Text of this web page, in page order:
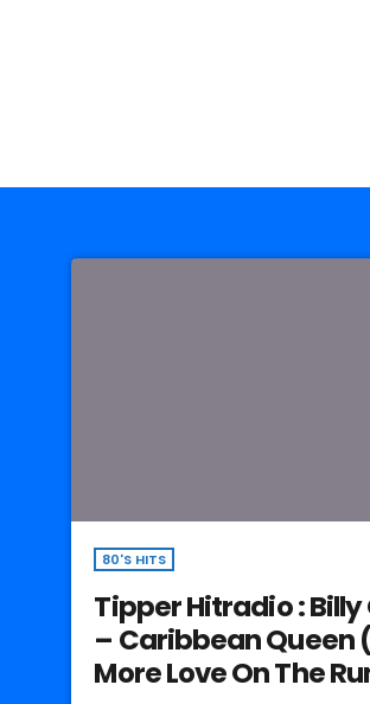
80'S HITS
Tipper Hitradio :
– Caribbean Queen
More Love On The